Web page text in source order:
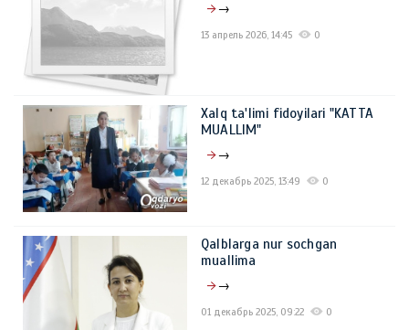
→
13 апрель 2026, 14:45 0
Xalq ta'limi fidoyilari "KATTA
MUALLIM"
→
12 декабрь 2025, 13:49 0
Qalblarga nur sochgan
muallima
→
01 декабрь 2025, 09:22 0